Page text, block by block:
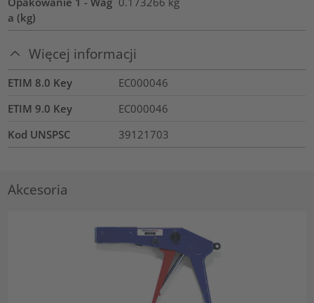
a (kg)
Więcej informacji
ETIM 8.0 Key
EC000046
ETIM 9.0 Key
EC000046
Kod UNSPSC
39121703
Akcesoria